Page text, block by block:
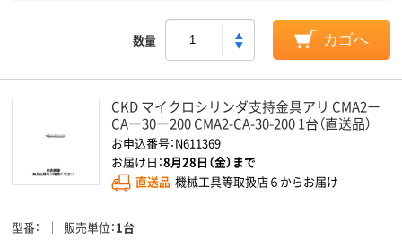
数量 カゴへ
CKD マイクロシリンダ支持金具アリ CMA2ー
CAー30ー200 CMA2-CA-30-200 1台（直送品）
お申込番号：N611369
お届け日：8月28日（金）まで
直送品 機械工具等取扱店６からお届け
型番 販売単位 1台